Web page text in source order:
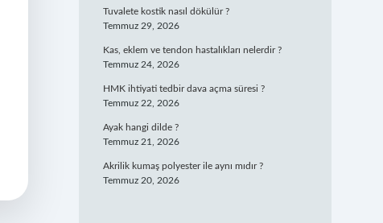
Tuvalete kostik nasıl dökülür ?
Temmuz 29, 2026
Kas, eklem ve tendon hastalıkları nelerdir ?
Temmuz 24, 2026
HMK ihtiyati tedbir dava açma süresi ?
Temmuz 22, 2026
Ayak hangi dilde ?
Temmuz 21, 2026
Akrilik kumaş polyester ile aynı mıdır ?
Temmuz 20, 2026